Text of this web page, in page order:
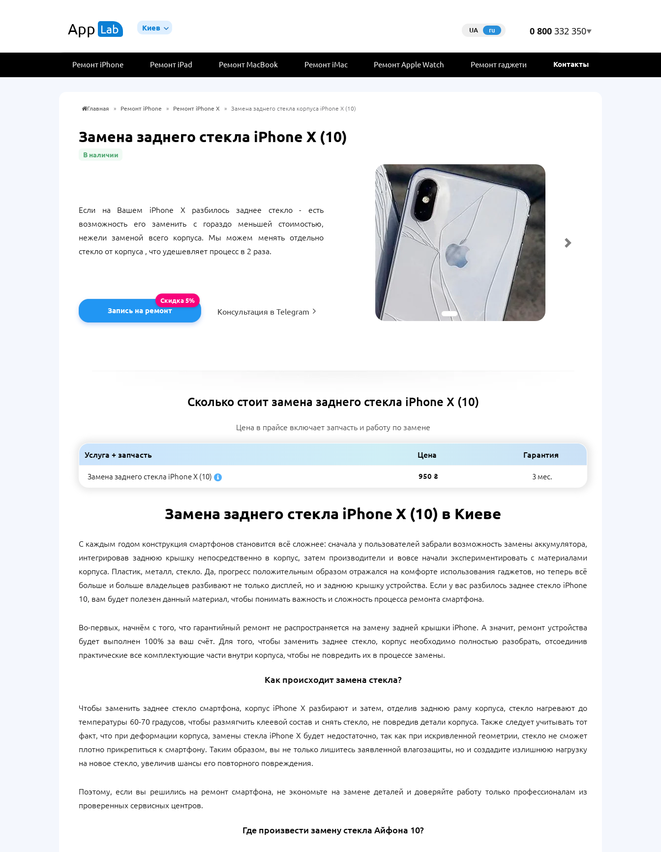
App Lab Киев UA ru 0 800 332 350▼
Ремонт iPhone Ремонт iPad Ремонт MacBook Ремонт iMac Ремонт Apple Watch Ремонт гаджети Контакты
Главная » Ремонт iPhone » Ремонт iPhone X » Замена заднего стекла корпуса iPhone X (10)
Замена заднего стекла iPhone X (10)
В наличии
Если на Вашем iPhone X разбилось заднее стекло - есть
возможность его заменить с гораздо меньшей стоимостью,
нежели заменой всего корпуса. Мы можем менять отдельно
стекло от корпуса , что удешевляет процесс в 2 раза.
Запись на ремонт Консультация в Telegram
Сколько стоит замена заднего стекла iPhone X (10)
Цена в прайсе включает запчасть и работу по замене
Услуга + запчасть Цена Гарантия
Замена заднего стекла iPhone X (10) 950 ₴ 3 мес.
Замена заднего стекла iPhone X (10) в Киеве
С каждым годом конструкция смартфонов становится всё сложнее: сначала у пользователей забрали возможность замены аккумулятора,
интегрировав заднюю крышку непосредственно в корпус, затем производители и вовсе начали экспериментировать с материалами
корпуса. Пластик, металл, стекло. Да, прогресс положительным образом отражался на комфорте использования гаджетов, но теперь всё
больше и больше владельцев разбивают не только дисплей, но и заднюю крышку устройства. Если у вас разбилось заднее стекло iPhone
10, вам будет полезен данный материал, чтобы понимать важность и сложность процесса ремонта смартфона.
Во-первых, начнём с того, что гарантийный ремонт не распространяется на замену задней крышки iPhone. А значит, ремонт устройства
будет выполнен 100% за ваш счёт. Для того, чтобы заменить заднее стекло, корпус необходимо полностью разобрать, отсоединив
практические все комплектующие части внутри корпуса, чтобы не повредить их в процессе замены.
Как происходит замена стекла?
Чтобы заменить заднее стекло смартфона, корпус iPhone X разбирают и затем, отделив заднюю раму корпуса, стекло нагревают до
температуры 60-70 градусов, чтобы размягчить клеевой состав и снять стекло, не повредив детали корпуса. Также следует учитывать тот
факт, что при деформации корпуса, замены стекла iPhone X будет недостаточно, так как при искривленной геометрии, стекло не сможет
плотно прикрепиться к смартфону. Таким образом, вы не только лишитесь заявленной влагозащиты, но и создадите излишнюю нагрузку
на новое стекло, увеличив шансы его повторного повреждения.
Поэтому, если вы решились на ремонт смартфона, не экономьте на замене деталей и доверяйте работу только профессионалам из
проверенных сервисных центров.
Где произвести замену стекла Айфона 10?